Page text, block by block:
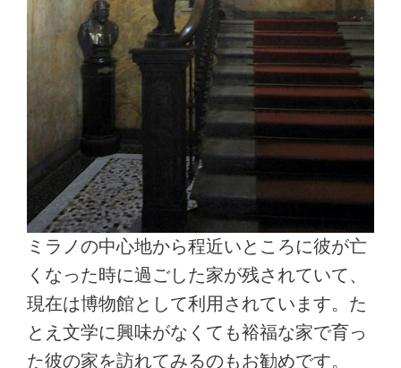
ミラノの中心地から程近いところに彼が亡
くなった時に過ごした家が残されていて、
現在は博物館として利用されています。た
とえ文学に興味がなくても裕福な家で育っ
た彼の家を訪れてみるのもお勧めです。